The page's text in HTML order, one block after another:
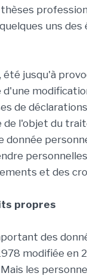
uns des
été jusqu'à
d'une
de
de l'objet du
et des
propres
des
modifiée en
les